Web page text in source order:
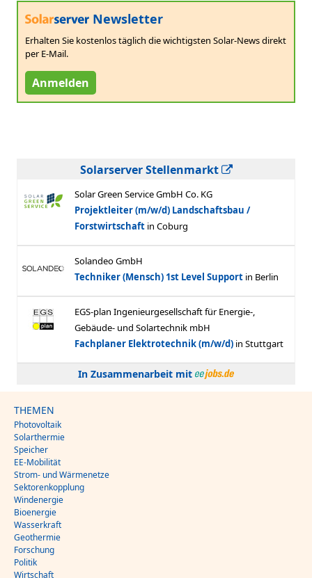
Newsletter
Erhalten Sie kostenlos täglich die wichtigsten Solar-News direkt
per E-Mail.
Anmelden
Solarserver Stellenmarkt
In Zusammenarbeit mit
THEMEN
Photovoltaik
Solarthermie
Speicher
EE-Mobilität
Strom- und Wärmenetze
Sektorenkopplung
Windenergie
Bioenergie
Wasserkraft
Geothermie
Forschung
Politik
Wirtschaft